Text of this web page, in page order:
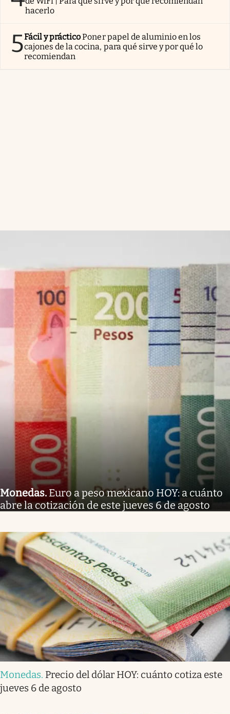
hacerlo
5Fácil y prácticoPoner papel de aluminio en los
cajones de la cocina, para qué sirve y por qué lo
recomiendan
Monedas. Euro a peso mexicano HOY: a cuánto
abre la cotización de este jueves 6 de agosto
Monedas. Precio del dólar HOY: cuánto cotiza este
jueves 6 de agosto